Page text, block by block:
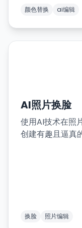
颜色替换 ai编辑
AI照片换脸
使用AI技术在照
创建有趣且逼真
换脸 照片编辑